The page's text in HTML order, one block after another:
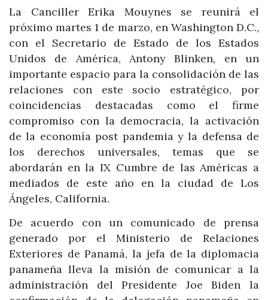
La Canciller Erika Mouynes se reunirá el
próximo martes 1 de marzo, en Washington D.C.,
con el Secretario de Estado de los Estados
Unidos de América, Antony Blinken, en un
importante espacio para la consolidación de las
relaciones con este socio estratégico, por
coincidencias destacadas como el firme
compromiso con la democracia, la activación
de la economía post pandemia y la defensa de
los derechos universales, temas que se
abordarán en la IX Cumbre de las Américas a
mediados de este año en la ciudad de Los
Ángeles, California.
De acuerdo con un comunicado de prensa
generado por el Ministerio de Relaciones
Exteriores de Panamá, la jefa de la diplomacia
panameña lleva la misión de comunicar a la
administración del Presidente Joe Biden la